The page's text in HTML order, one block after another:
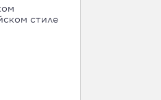
стиле